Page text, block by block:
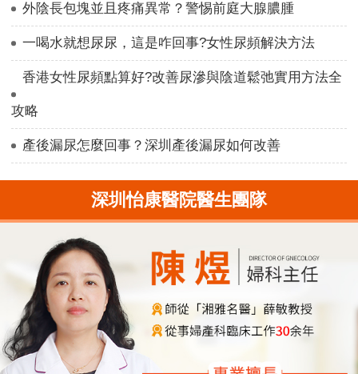
外陰長包塊並且疼痛異常？警惕前庭大腺膿腫
一喝水就想尿尿，這是咋回事?女性尿頻解決方法
香港女性尿頻點算好?改善尿滲與陰道鬆弛實用方法全
攻略
產後漏尿怎麼回事？深圳產後漏尿如何改善
深圳怡康醫院醫生團隊